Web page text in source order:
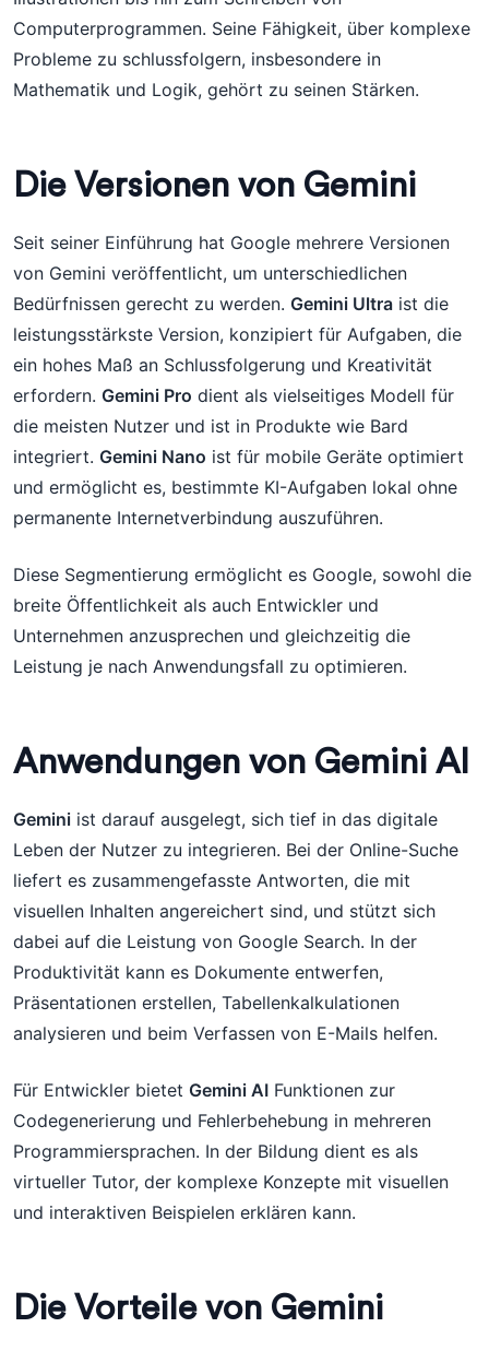
Computerprogrammen. Seine Fähigkeit, über komplexe
Probleme zu schlussfolgern, insbesondere in
Mathematik und Logik, gehört zu seinen Stärken.
Die Versionen von Gemini
Seit seiner Einführung hat Google mehrere Versionen
von Gemini veröffentlicht, um unterschiedlichen
Bedürfnissen gerecht zu werden. Gemini Ultra ist die
leistungsstärkste Version, konzipiert für Aufgaben, die
ein hohes Maß an Schlussfolgerung und Kreativität
erfordern. Gemini Pro dient als vielseitiges Modell für
die meisten Nutzer und ist in Produkte wie Bard
integriert. Gemini Nano ist für mobile Geräte optimiert
und ermöglicht es, bestimmte KI-Aufgaben lokal ohne
permanente Internetverbindung auszuführen.
Diese Segmentierung ermöglicht es Google, sowohl die
breite Öffentlichkeit als auch Entwickler und
Unternehmen anzusprechen und gleichzeitig die
Leistung je nach Anwendungsfall zu optimieren.
Anwendungen von Gemini AI
Gemini ist darauf ausgelegt, sich tief in das digitale
Leben der Nutzer zu integrieren. Bei der Online-Suche
liefert es zusammengefasste Antworten, die mit
visuellen Inhalten angereichert sind, und stützt sich
dabei auf die Leistung von Google Search. In der
Produktivität kann es Dokumente entwerfen,
Präsentationen erstellen, Tabellenkalkulationen
analysieren und beim Verfassen von E-Mails helfen.
Für Entwickler bietet Gemini AI Funktionen zur
Codegenerierung und Fehlerbehebung in mehreren
Programmiersprachen. In der Bildung dient es als
virtueller Tutor, der komplexe Konzepte mit visuellen
und interaktiven Beispielen erklären kann.
Die Vorteile von Gemini